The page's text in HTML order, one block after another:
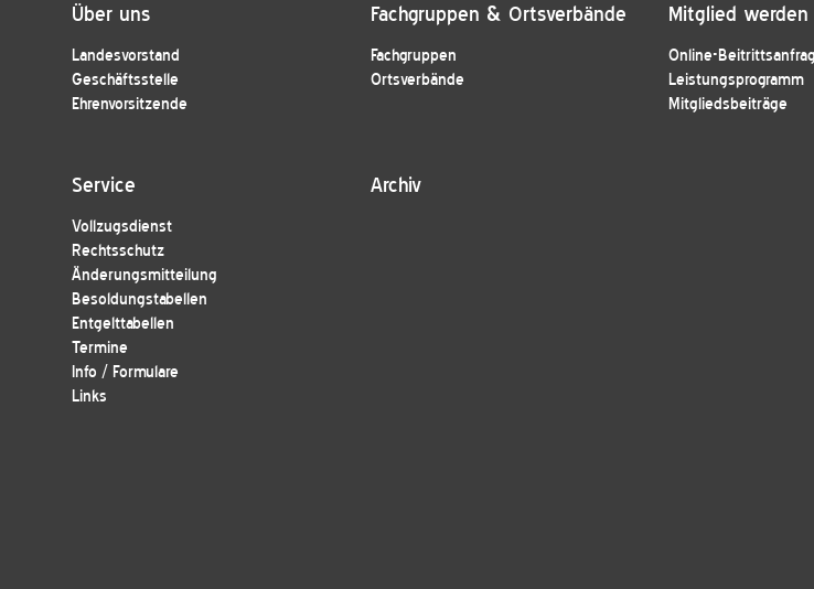
Über uns
Landesvorstand
Geschäftsstelle
Ehrenvorsitzende
Fachgruppen & Ortsverbände
Fachgruppen
Ortsverbände
Mitglied werden
Online-
Leistungsprogramm
Mitgliedsbeiträge
Service
Vollzugsdienst
Rechtsschutz
Änderungsmitteilung
Besoldungstabellen
Entgelttabellen
Termine
Info / Formulare
Links
Archiv